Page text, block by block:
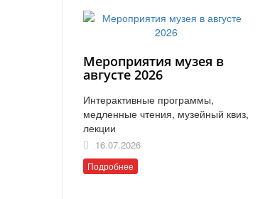
Мероприятия музея в
августе 2026
Интерактивные программы,
медленные чтения, музейный квиз,
лекции
16.07.2026
Подробнее